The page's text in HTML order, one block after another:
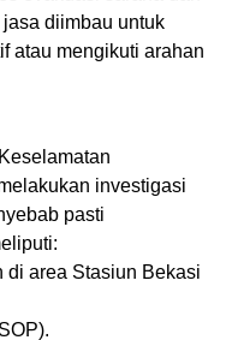
diimbau untuk
atau mengikuti arahan
investigasi
pasti
di area Stasiun Bekasi